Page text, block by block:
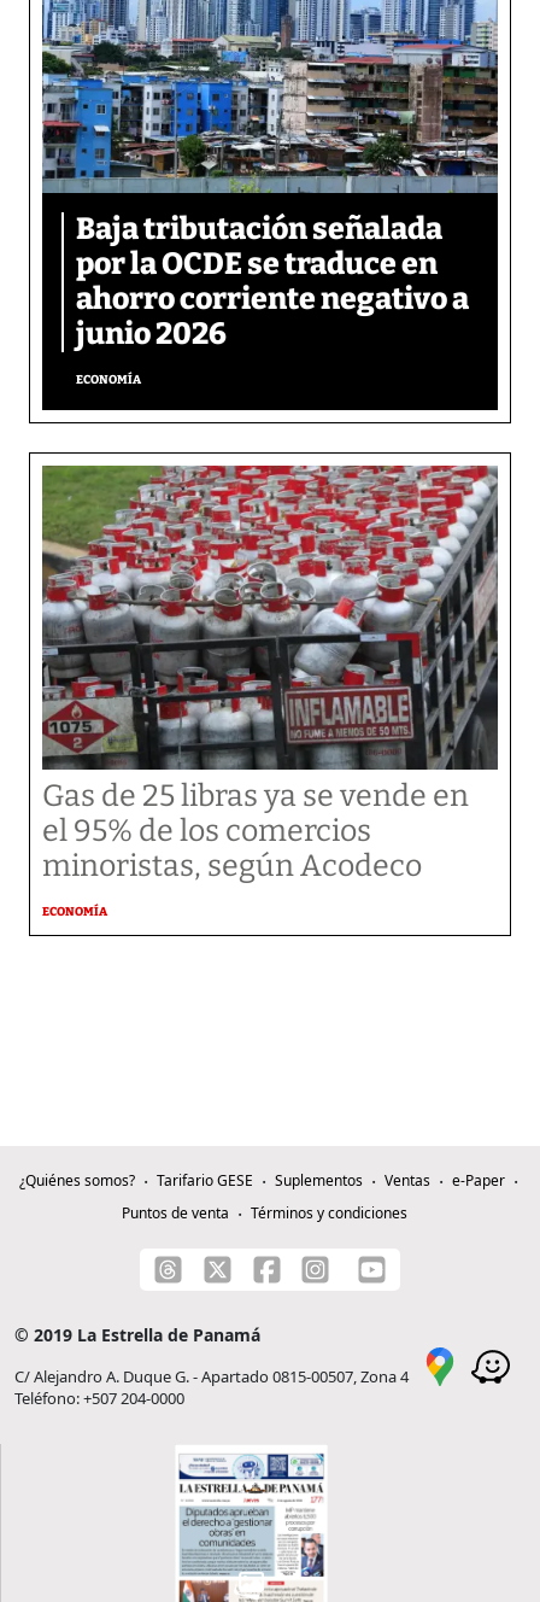
Baja tributación señalada
por la OCDE se traduce en
ahorro corriente negativo a
junio 2026
ECONOMÍA
Gas de 25 libras ya se vende en
el 95% de los comercios
minoristas, según Acodeco
ECONOMÍA
¿Quiénes somos? Tarifario GESE Suplementos Ventas
e-Paper
Puntos de venta
Términos y condiciones
© 2019 La Estrella de Panamá
C/ Alejandro A. Duque G. - Apartado 0815-00507, Zona 4
Teléfono: +507 204-0000